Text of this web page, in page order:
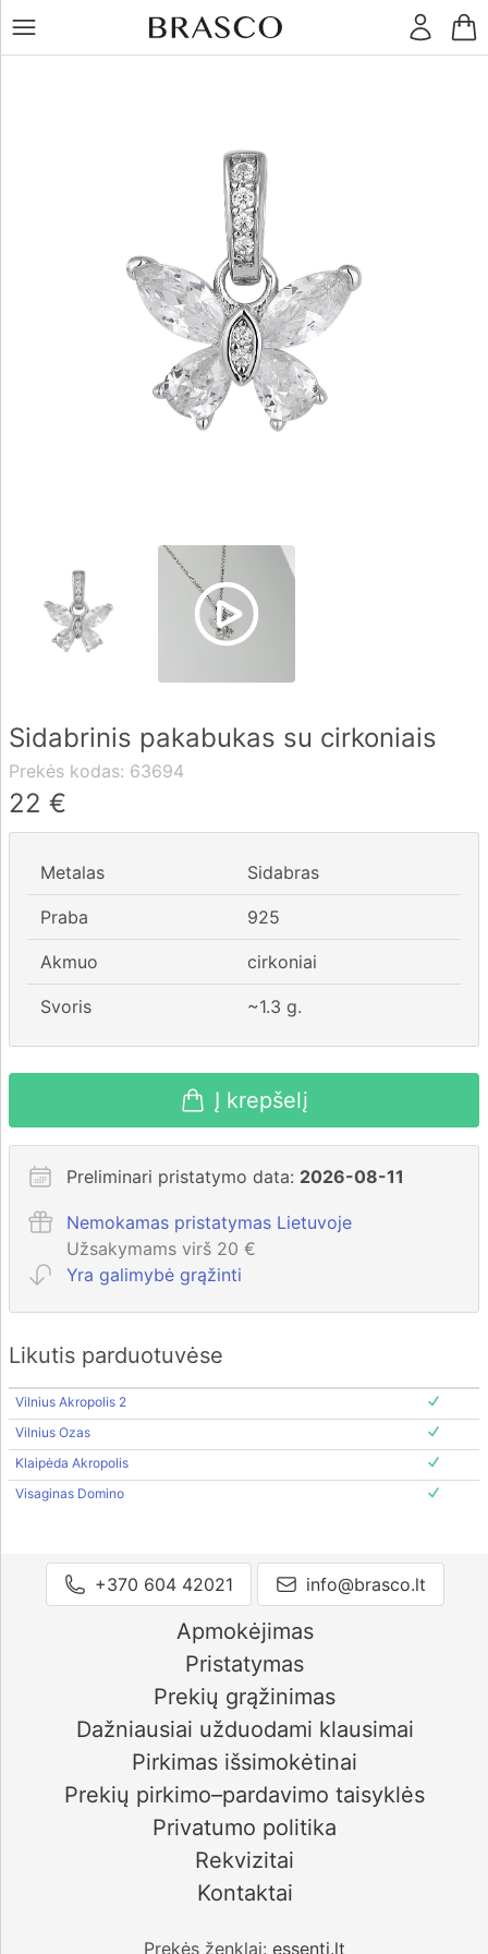
LT
Pristatymas
Apmokėjimas
Rekvizitai
Kontaktai
604 42021
Sidabrinis pakabukas su cirkoniais
Prekės kodas: 63694
22 €
Metalas Sidabras
Praba 925
Akmuo cirkoniai
Svoris ~1.3 g.
Į krepšelį
Preliminari pristatymo data: 2026-08-11
Nemokamas pristatymas Lietuvoje
Užsakymams virš 20 €
Yra galimybė grąžinti
Likutis parduotuvėse
Vilnius Akropolis 2
Vilnius Ozas
Klaipėda Akropolis
Visaginas Domino
+370 604 42021 info@brasco.lt
Apmokėjimas
Pristatymas
Prekių grąžinimas
Dažniausiai užduodami klausimai
Pirkimas išsimokėtinai
Prekių pirkimo–pardavimo taisyklės
Privatumo politika
Rekvizitai
Kontaktai
Prekės ženklai: essenti.lt